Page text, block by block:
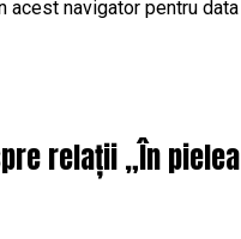
navigator pentru
relații „În